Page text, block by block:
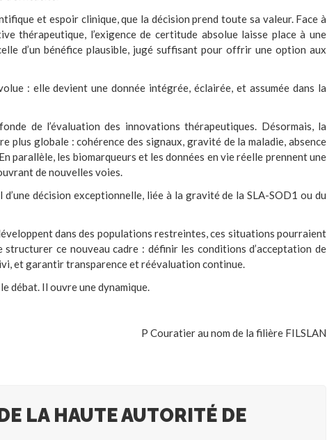
et espoir clinique, que la décision prend toute sa valeur. Face à
thérapeutique, l’exigence de certitude absolue laisse place à une
d’un bénéfice plausible, jugé suffisant pour offrir une option aux
: elle devient une donnée intégrée, éclairée, et assumée dans la
de l’évaluation des innovations thérapeutiques. Désormais, la
plus globale : cohérence des signaux, gravité de la maladie, absence
parallèle, les biomarqueurs et les données en vie réelle prennent une
de nouvelles voies.
décision exceptionnelle, liée à la gravité de la SLA-SOD1 ou du
dans des populations restreintes, ces situations pourraient
ce nouveau cadre : définir les conditions d’acceptation de
et garantir transparence et réévaluation continue.
débat. Il ouvre une dynamique.
P Couratier au nom de la filière FILSLAN
LA HAUTE AUTORITÉ DE